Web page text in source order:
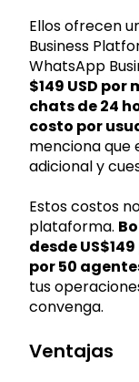
Ellos ofrecen
Business
WhatsApp
$149 USD
chats de 24
costo por
menciona que
adicional y
Estos costos
plataforma.
desde
por 50
tus
convenga.
Ventajas